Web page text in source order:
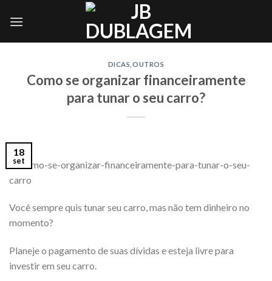
DICAS OUTROS
Como se organizar financeiramente
para tunar o seu carro?
18
set
Você sempre quis tunar seu carro, mas não tem dinheiro no
momento?
Planeje o pagamento de suas dívidas e esteja livre para
investir em seu carro.